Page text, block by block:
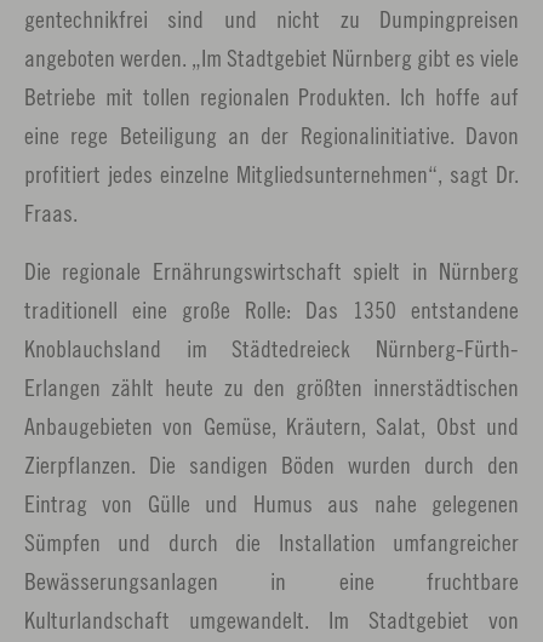
gentechnikfrei sind und nicht zu Dumpingpreisen
angeboten werden. „Im Stadtgebiet Nürnberg gibt es viele
Betriebe mit tollen regionalen Produkten. Ich hoffe auf
eine rege Beteiligung an der Regionalinitiative. Davon
profitiert jedes einzelne Mitgliedsunternehmen“, sagt Dr.
Fraas.
Die regionale Ernährungswirtschaft spielt in Nürnberg
traditionell eine große Rolle: Das 1350 entstandene
Knoblauchsland im Städtedreieck Nürnberg-Fürth-
Erlangen zählt heute zu den größten innerstädtischen
Anbaugebieten von Gemüse, Kräutern, Salat, Obst und
Zierpflanzen. Die sandigen Böden wurden durch den
Eintrag von Gülle und Humus aus nahe gelegenen
Sümpfen und durch die Installation umfangreicher
Bewässerungsanlagen in eine fruchtbare
Kulturlandschaft umgewandelt. Im Stadtgebiet von